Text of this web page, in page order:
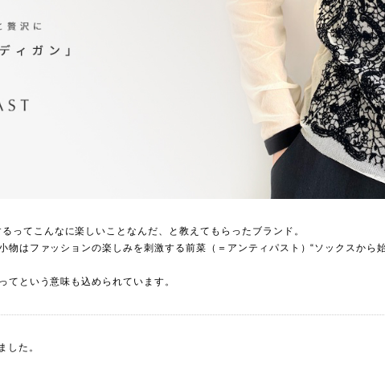
ってこんなに楽しいことなんだ、と教えてもらったブランド。
物はファッションの楽しみを刺激する前菜（＝アンティパスト）“ソックスから
という意味も込められています。
した。